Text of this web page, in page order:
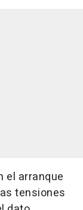
el arranque
tensiones